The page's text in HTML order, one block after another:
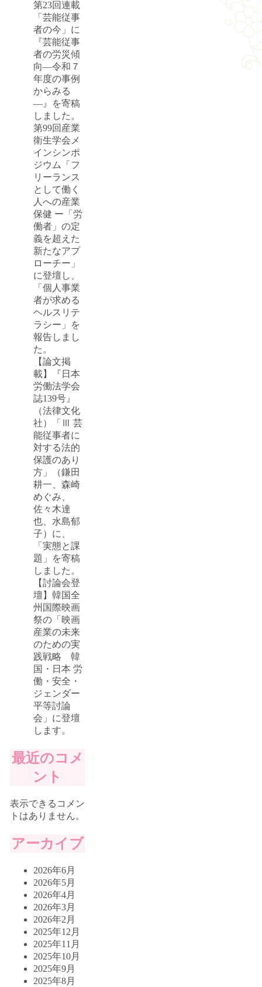
第23回連載
「芸能従事
者の今」に
『芸能従事
者の労災傾
向―令和７
年度の事例
からみる
―』を寄稿
しました。
第99回産業
衛生学会メ
インシンポ
ジウム「フ
リーランス
として働く
人への産業
保健 ー「労
働者」の定
義を超えた
新たなアプ
ローチー」
に登壇し、
「個人事業
者が求める
ヘルスリテ
ラシー」を
報告しまし
た。
【論文掲
載】『日本
労働法学会
誌139号』
（法律文化
社）「Ⅲ 芸
能従事者に
対する法的
保護のあり
方」（鎌田
耕一、森崎
めぐみ、
佐々木達
也、水島郁
子）に、
「実態と課
題」を寄稿
しました。
【討論会登
壇】韓国全
州国際映画
祭の「映画
産業の未来
のための実
践戦略 韓
国・日本 労
働・安全・
ジェンダー
平等討論
会」に登壇
します。
最近のコメ
ント
表示できるコメン
トはありません。
アーカイブ
2026年6月
2026年5月
2026年4月
2026年3月
2026年2月
2025年12月
2025年11月
2025年10月
2025年9月
2025年8月